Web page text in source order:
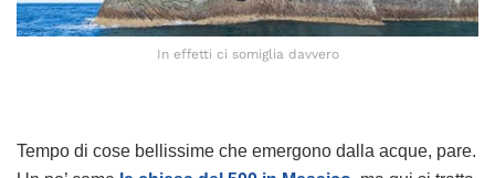
In effetti ci somiglia davvero
Tempo di cose bellissime che emergono dalla acque, pare.